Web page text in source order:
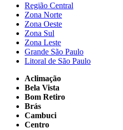
Região Central
Zona Norte
Zona Oeste
Zona Sul
Zona Leste
Grande São Paulo
Litoral de São Paulo
Aclimação
Bela Vista
Bom Retiro
Brás
Cambuci
Centro